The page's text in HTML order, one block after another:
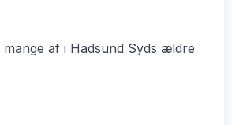
af i Hadsund Syds ældre